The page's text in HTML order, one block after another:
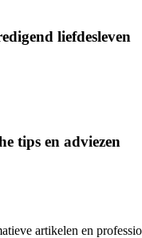
liefdesleven
tips en adviezen
artikelen en